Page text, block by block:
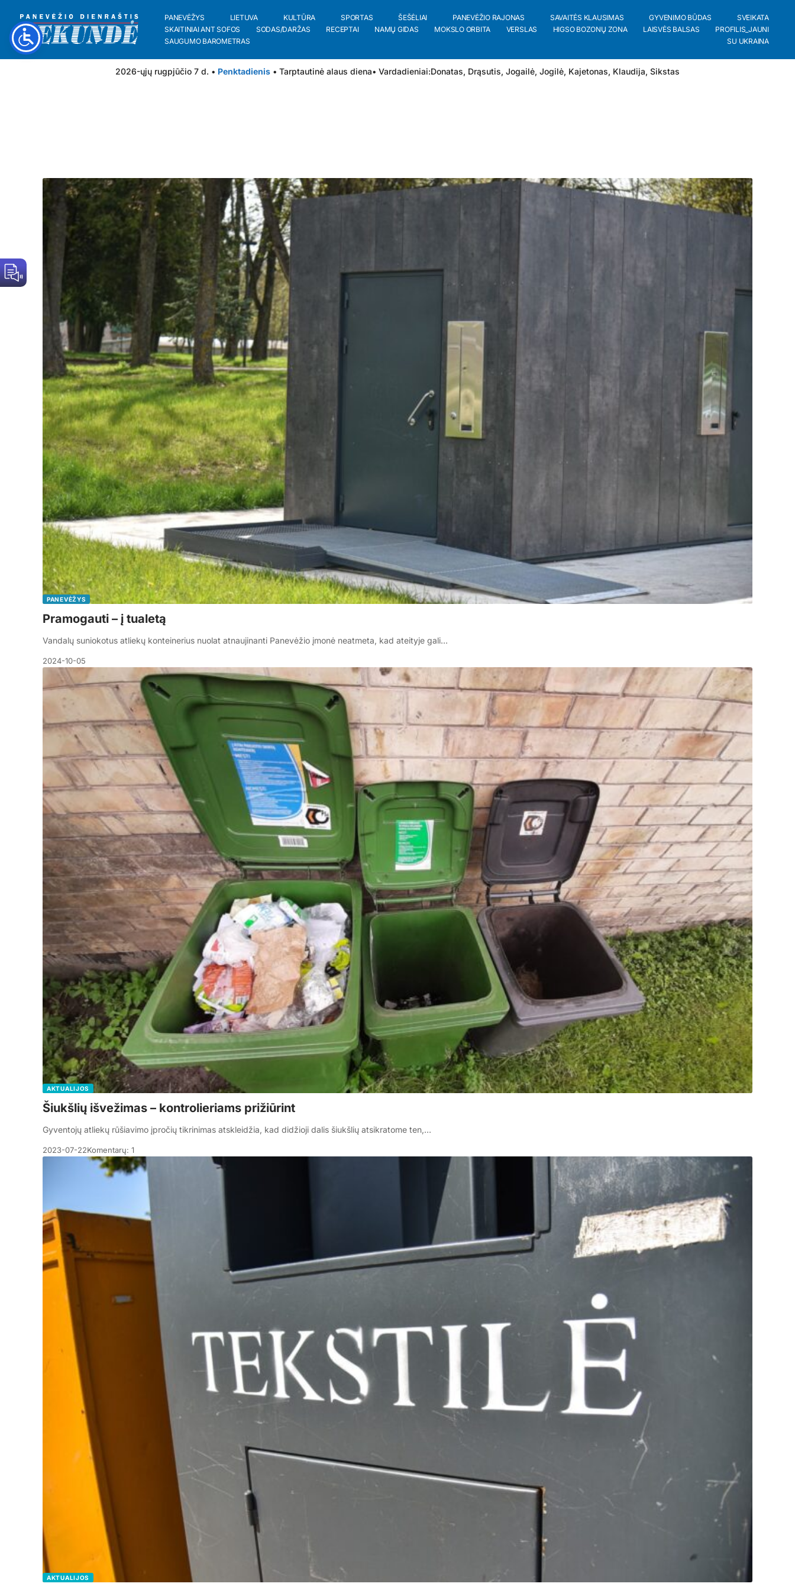
PANEVĖŽYS LIETUVA KULTŪRA SPORTAS ŠEŠĖLIAI PANEVĖŽIO RAJONAS SAVAITĖS KLAUSIMAS GYVENIMO BŪDAS
SVEIKATA
SKAITINIAI ANT SOFOS
SODAS/DARŽAS RECEPTAI NAMŲ GIDAS MOKSLO ORBITA VERSLAS HIGSO BOZONŲ ZONA LAISVĖS BALSAS
PROFILIS_JAUNI
SAUGUMO BAROMETRAS
SU UKRAINA
2026-ųjų rugpjūčio 7 d. • Penktadienis • Tarptautinė alaus diena• Vardadieniai:Donatas, Drąsutis, Jogailė, Jogilė, Kajetonas, Klaudija, Sikstas
PANEVĖŽYS
Pramogauti – į tualetą
Vandalų suniokotus atliekų konteinerius nuolat atnaujinanti Panevėžio įmonė neatmeta, kad ateityje gali…
2024-10-05
AKTUALIJOS
Šiukšlių išvežimas – kontrolieriams prižiūrint
Gyventojų atliekų rūšiavimo įpročių tikrinimas atskleidžia, kad didžioji dalis šiukšlių atsikratome ten,…
2023-07-22Komentarų: 1
AKTUALIJOS